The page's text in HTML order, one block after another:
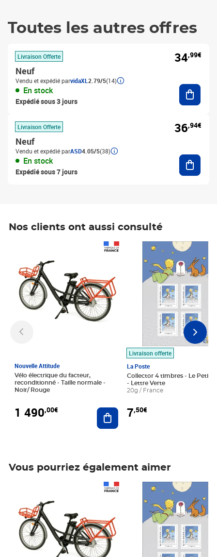
Toutes les autres offres
Livraison Offerte
Neuf
Vendu et expédié parvidaXL 2.79/5(14)
En stock
Expédié sous 3 jours
34,99€
Livraison Offerte
Neuf
Vendu et expédié parASD4.05/5(38)
En stock
Expédié sous 7 jours
36,94€
Nos clients ont aussi consulté
Nouvelle Attitude
Vélo électrique du facteur,
reconditionné - Taille normale -
Noir/ Rouge
1 490,00€ Ajouter au panier
Livraison offerte
La Poste
Collector 4 timbres - Le Petit
- Lettre Verte
20g / France
7,50€
Prix 7,50€
Vous pourriez également aimer
Prix 7,50€